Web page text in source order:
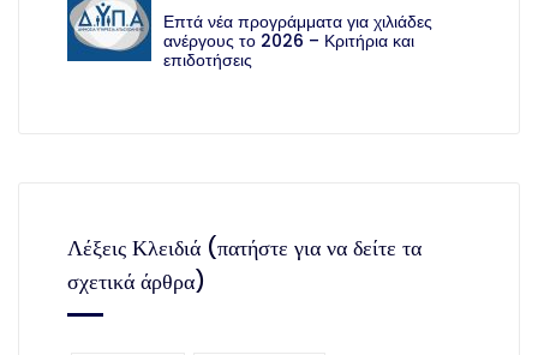
Επτά νέα προγράμματα για χιλιάδες
ανέργους το 2026 – Κριτήρια και
επιδοτήσεις
Λέξεις Κλειδιά (πατήστε για να δείτε τα
σχετικά άρθρα)